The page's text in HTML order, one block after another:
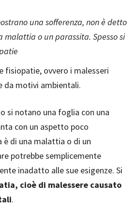
una sofferenza, non è detto
malattia o un parassita. Spesso si
fisiopatie, ovvero i malesseri
da motivi ambientali.
si notano una foglia con una
con un aspetto poco
è di una malattia o di un
potrebbe semplicemente
inadatto alle sue esigenze. Si
cioè di malessere causato
.